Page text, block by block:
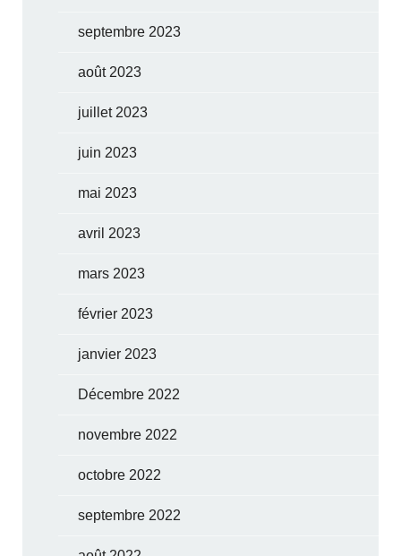
septembre 2023
août 2023
juillet 2023
juin 2023
mai 2023
avril 2023
mars 2023
février 2023
janvier 2023
Décembre 2022
novembre 2022
octobre 2022
septembre 2022